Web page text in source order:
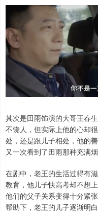
其次是田雨饰演的大哥王春
不饶人，但实际上他的心却
处，还是跟儿子相处，他的
又一次看到了田雨那种充满
在剧中，老王的生活过得有
教育，他儿子快高考却不想
他们的父子关系变得十分紧
帮助下，老王的儿子逐渐明